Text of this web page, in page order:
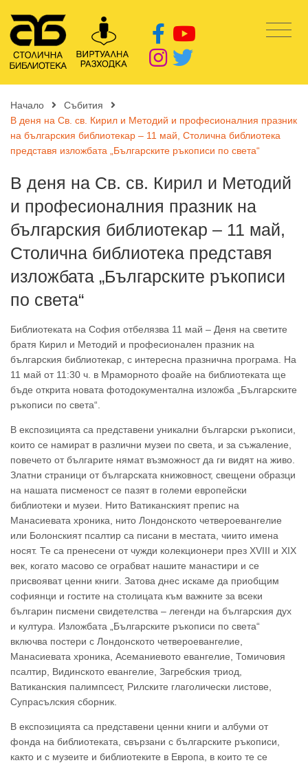
Начало
Събития
В деня на Св. св. Кирил и Методий и професионалния празник
на българския библиотекар – 11 май, Столична библиотека
представя изложбата „Българските ръкописи по света“
В деня на Св. св. Кирил и Методий
и професионалния празник на
българския библиотекар – 11 май,
Столична библиотека представя
изложбата „Българските ръкописи
по света“
Библиотеката на София отбелязва 11 май – Деня на светите
братя Кирил и Методий и професионален празник на
българския библиотекар, с интересна празнична програма. На
11 май от 11:30 ч. в Мраморното фоайе на библиотеката ще
бъде открита новата фотодокументална изложба „Българските
ръкописи по света“.
В експозицията са представени уникални български ръкописи,
които се намират в различни музеи по света, и за съжаление,
повечето от българите нямат възможност да ги видят на живо.
Златни страници от българската книжовност, свещени образци
на нашата писменост се пазят в големи европейски
библиотеки и музеи. Нито Ватиканският препис на
Манасиевата хроника, нито Лондонското четвероевангелие
или Болонският псалтир са писани в местата, чиито имена
носят. Те са пренесени от чужди колекционери през ХVIII и ХIХ
век, когато масово се ограбват нашите манастири и се
присвояват ценни книги. Затова днес искаме да приобщим
софиянци и гостите на столицата към важните за всеки
българин писмени свидетелства – легенди на българския дух
и култура. Изложбата „Българските ръкописи по света“
включва постери с Лондонското четвероевангелие,
Манасиевата хроника, Асеманиевото евангелие, Томичовия
псалтир, Видинското евангелие, Загребския триод,
Ватиканския палимпсест, Рилските глаголически листове,
Супрасълския сборник.
В експозицията са представени ценни книги и албуми от
фонда на библиотеката, свързани с българските ръкописи,
както и с музеите и библиотеките в Европа, в които те се